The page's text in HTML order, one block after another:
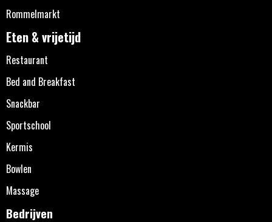
Rommelmarkt
Eten & vrijetijd
Restaurant
Bed and Breakfast
Snackbar
Sportschool
Kermis
Bowlen
Massage
Bedrijven